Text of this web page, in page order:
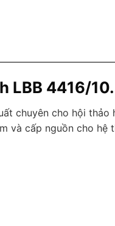
LBB 4416/10.
chuyên cho hội thảo
và cấp nguồn cho hệ